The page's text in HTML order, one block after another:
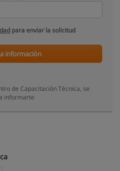
para enviar la solicitud
información
de Capacitación Técnica, se
informarte